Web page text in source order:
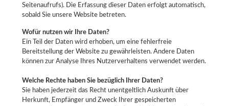
Seitenaufrufs). Die Erfassung dieser Daten erfolgt automatisch,
sobald Sie unsere Website betreten.
Wofür nutzen wir Ihre Daten?
Ein Teil der Daten wird erhoben, um eine fehlerfreie
Bereitstellung der Website zu gewährleisten. Andere Daten
können zur Analyse Ihres Nutzerverhaltens verwendet werden.
Welche Rechte haben Sie bezüglich Ihrer Daten?
Sie haben jederzeit das Recht unentgeltlich Auskunft über
Herkunft, Empfänger und Zweck Ihrer gespeicherten